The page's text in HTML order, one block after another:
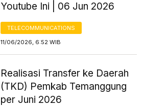
Youtube Ini | 06 Jun 2026
TELECOMMUNICATIONS
11/06/2026, 6:52 WIB
Realisasi Transfer ke Daerah
(TKD) Pemkab Temanggung
per Juni 2026